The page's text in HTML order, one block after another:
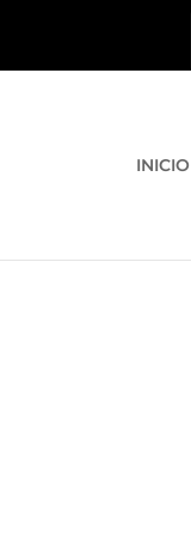
INICIO